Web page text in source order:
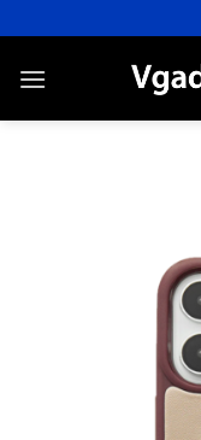
ไป
ยัง